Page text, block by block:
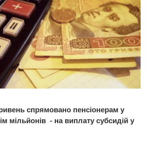
спрямовано пенсіонерам у
мільйонів - на виплату субсидій у